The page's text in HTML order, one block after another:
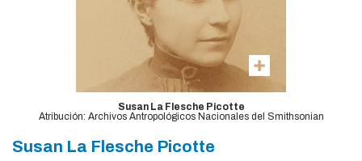
Susan La Flesche Picotte
Atribución: Archivos Antropológicos Nacionales del Smithsonian
Susan La Flesche Picotte